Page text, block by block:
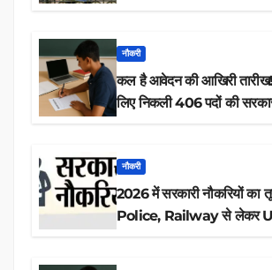
नौकरी
कल है आवेदन की आखिरी
लिए निकली 406 पदों की
नौकरी
2026 में सरकारी नौकरियों का
Police, Railway से लेकर